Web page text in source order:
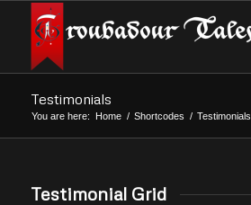
Testimonials
You are here: Home / Shortcodes / Testimonials
Testimonial Grid